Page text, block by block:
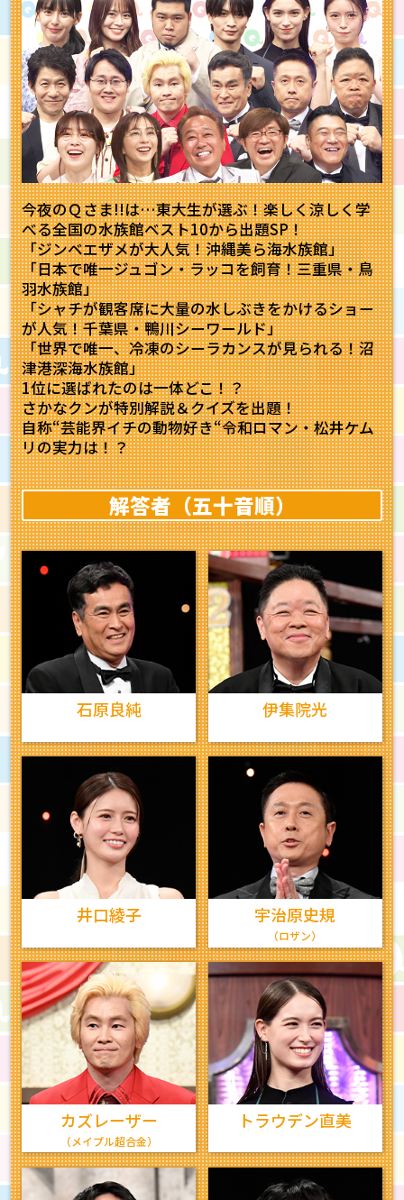
今夜のＱさま!!は…東大生が選ぶ！楽しく涼しく学
べる全国の水族館ベスト10から出題SP！
「ジンベエザメが大人気！沖縄美ら海水族館」
「日本で唯一ジュゴン・ラッコを飼育！三重県・鳥
羽水族館」
「シャチが観客席に大量の水しぶきをかけるショー
が人気！千葉県・鴨川シーワールド」
「世界で唯一、冷凍のシーラカンスが見られる！沼
津港深海水族館」
1位に選ばれたのは一体どこ！？
さかなクンが特別解説＆クイズを出題！
自称“芸能界イチの動物好き“令和ロマン・松井ケム
リの実力は！？
解答者（五十音順）
石原良純 伊集院光
井口綾子 宇治原史規
（ロザン）
カズレーザー
（メイプル超合金）
トラウデン直美